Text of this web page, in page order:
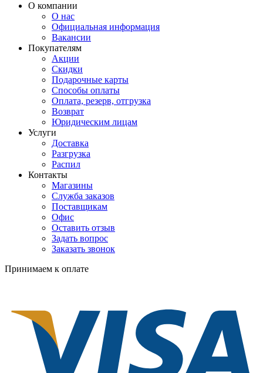
О компании
О нас
Официальная информация
Вакансии
Покупателям
Акции
Скидки
Подарочные карты
Способы оплаты
Оплата, резерв, отгрузка
Возврат
Юридическим лицам
Услуги
Доставка
Разгрузка
Распил
Контакты
Магазины
Служба заказов
Поставщикам
Офис
Оставить отзыв
Задать вопрос
Заказать звонок
Принимаем к оплате